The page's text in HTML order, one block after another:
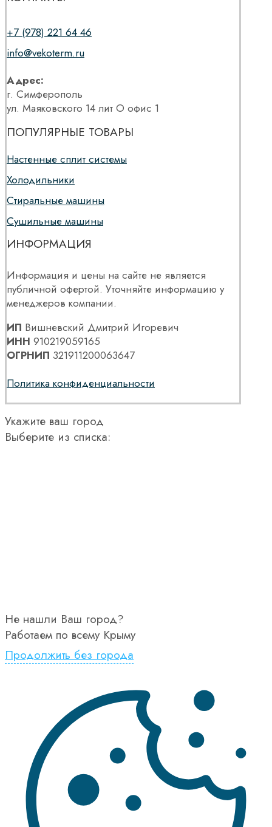
+7 (978) 221 64 46
info@vekoterm.ru
Адрес:
г. Симферополь
ул. Маяковского 14 лит О офис 1
ПОПУЛЯРНЫЕ ТОВАРЫ
Настенные сплит системы
Холодильники
Стиральные машины
Сушильные машины
ИНФОРМАЦИЯ
Информация и цены на сайте не является
публичной офертой. Уточняйте информацию у
менеджеров компании.
ИП Вишневский Дмитрий Игоревич
ИНН 910219059165
ОГРНИП 321911200063647
Политика конфиденциальности
Укажите ваш город
Выберите из списка:
Не нашли Ваш город?
Работаем по всему Крыму
Продолжить без города